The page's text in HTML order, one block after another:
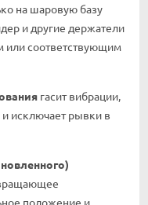
на шаровую базу
и другие держатели
или соответствующим
гасит вибрации,
исключает рывки в
положение и